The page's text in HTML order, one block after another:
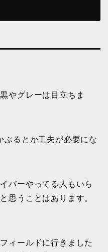
やグレーは目立ちま
ぶるとか工夫が必要にな
パーやってる人もいら
思うことはあります。
ィールドに行きました